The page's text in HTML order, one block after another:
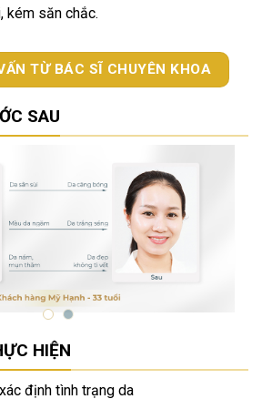
kém săn chắc.
TỪ BÁC SĨ CHUYÊN KHOA
SAU
HIỆN
định tình trạng da